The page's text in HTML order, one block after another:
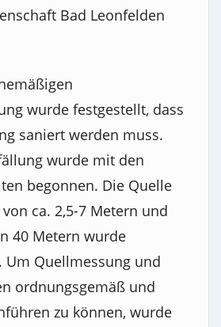
Bad Leonfelden
wurde festgestellt, dass
saniert werden muss.
wurde mit den
begonnen. Die Quelle
ca. 2,5-7 Metern und
40 Metern wurde
Um Quellmessung und
ordnungsgemäß und
zu können, wurde